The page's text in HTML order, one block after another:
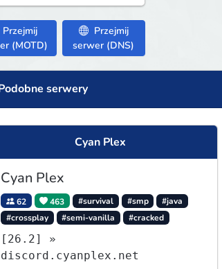
Przejmij
(MOTD)
Przejmij
serwer (DNS)
serwery
Cyan Plex
Cyan Plex
62 463 #survival #smp
#java
#crossplay
#semi-vanilla #cracked
[26.2] »
discord.cyanplex.net